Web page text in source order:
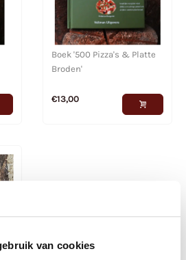
van cookies
Boek '500 Pizza's & Platte
Broden'
€13,00